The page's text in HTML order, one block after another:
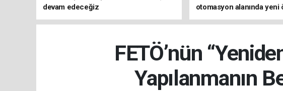
devam edeceğiz
otomasyon alanında yeni
programlarını duyurdu
FETÖ’nün
Yapılanmanın